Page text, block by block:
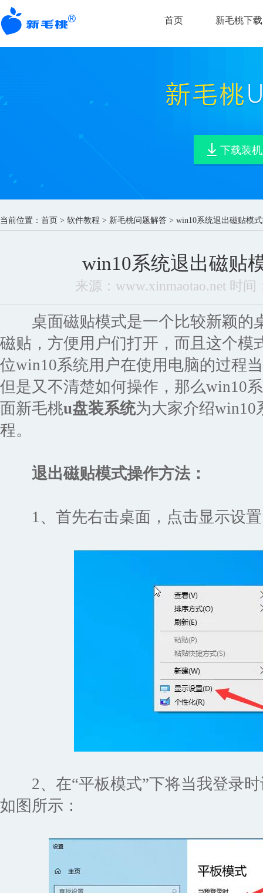
首页 新毛桃下载
下载装
当前位置： 首页 > 软件教程 > 新毛桃问题解答 > win10系统退出磁贴模
win10系统退出磁贴
来源：www.xinmaotao.net 时间
桌面磁贴模式是一个比较新颖的
磁贴，方便用户们打开，而且这个模
位win10系统用户在使用电脑的过程
但是又不清楚如何操作，那么win10
面新毛桃u盘装系统为大家介绍win10
程。
退出磁贴模式操作方法：
1、首先右击桌面，点击显示设置
2、在“平板模式”下将当我登录时
如图所示：